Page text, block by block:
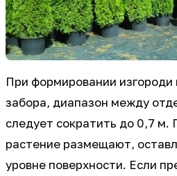
При формировании
забора, диапазон между
следует сократить до 0,7 м.
растение размещают,
уровне поверхности. Если